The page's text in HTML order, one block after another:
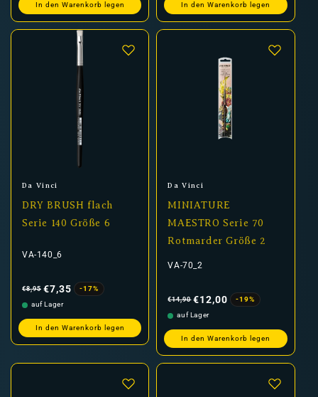
In den Warenkorb legen In den Warenkorb legen
Anbieter:
Da Vinci
DRY BRUSH flach
Serie 140 Größe 6
VA-140_6
Preis
€8,95 €7,35
-17%
auf Lager
In den Warenkorb legen
Anbieter:
Da Vinci
MINIATURE
MAESTRO Serie 70
Rotmarder Größe 2
VA-70_2
Preis
€14,90 €12,00
-19%
auf Lager
In den Warenkorb legen